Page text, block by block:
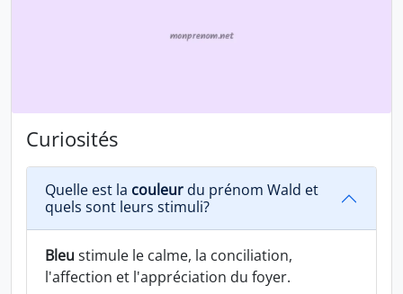
Curiosités
Quelle est la couleur du prénom Wald et
quels sont leurs stimuli?
Bleu stimule le calme, la conciliation,
l'affection et l'appréciation du foyer.